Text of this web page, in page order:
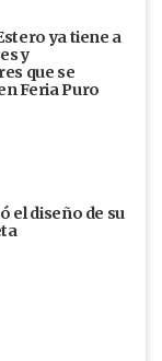
ya tiene a
y
que se
Feria Puro
el diseño de su